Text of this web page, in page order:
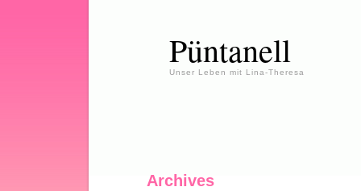
Püntanell
Unser Leben mit Lina-Theresa
Archives